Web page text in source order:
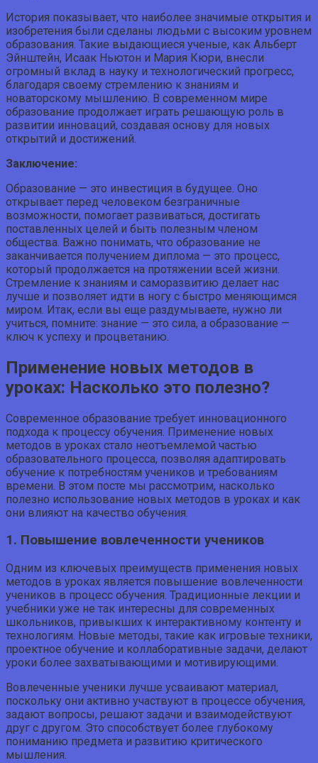
История показывает, что наиболее значимые открытия и
изобретения были сделаны людьми с высоким уровнем
образования. Такие выдающиеся ученые, как Альберт
Эйнштейн, Исаак Ньютон и Мария Кюри, внесли
огромный вклад в науку и технологический прогресс,
благодаря своему стремлению к знаниям и
новаторскому мышлению. В современном мире
образование продолжает играть решающую роль в
развитии инноваций, создавая основу для новых
открытий и достижений.
Заключение:
Образование — это инвестиция в будущее. Оно
открывает перед человеком безграничные
возможности, помогает развиваться, достигать
поставленных целей и быть полезным членом
общества. Важно понимать, что образование не
заканчивается получением диплома — это процесс,
который продолжается на протяжении всей жизни.
Стремление к знаниям и саморазвитию делает нас
лучше и позволяет идти в ногу с быстро меняющимся
миром. Итак, если вы еще раздумываете, нужно ли
учиться, помните: знание — это сила, а образование —
ключ к успеху и процветанию.
Применение новых методов в
уроках: Насколько это полезно?
Современное образование требует инновационного
подхода к процессу обучения. Применение новых
методов в уроках стало неотъемлемой частью
образовательного процесса, позволяя адаптировать
обучение к потребностям учеников и требованиям
времени. В этом посте мы рассмотрим, насколько
полезно использование новых методов в уроках и как
они влияют на качество обучения.
1. Повышение вовлеченности учеников
Одним из ключевых преимуществ применения новых
методов в уроках является повышение вовлеченности
учеников в процесс обучения. Традиционные лекции и
учебники уже не так интересны для современных
школьников, привыкших к интерактивному контенту и
технологиям. Новые методы, такие как игровые техники,
проектное обучение и коллаборативные задачи, делают
уроки более захватывающими и мотивирующими.
Вовлеченные ученики лучше усваивают материал,
поскольку они активно участвуют в процессе обучения,
задают вопросы, решают задачи и взаимодействуют
друг с другом. Это способствует более глубокому
пониманию предмета и развитию критического
мышления.